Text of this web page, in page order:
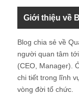
Giới thiệu về
Blog chia sẻ về
người quan tâm
(CEO, Manager).
chi tiết trong lĩnh
vòng đời tổ chức.